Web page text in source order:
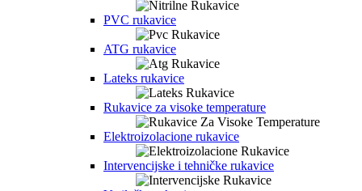
PVC rukavice
ATG rukavice
Lateks rukavice
Rukavice za visoke temperature
Elektroizolacione rukavice
Intervencijske i tehničke rukavice